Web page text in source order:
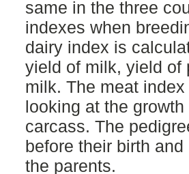
same in the three
indexes when
dairy index is
yield of milk, yield of
milk. The meat
looking at the
carcass. The
before their birth
the parents.